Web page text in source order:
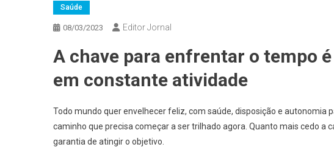
Saúde
08/03/2023 Editor Jornal
A chave para enfrentar o tempo
em constante atividade
Todo mundo quer envelhecer feliz, com saúde, disposição e autonomia
caminho que precisa começar a ser trilhado agora. Quanto mais cedo a
garantia de atingir o objetivo.